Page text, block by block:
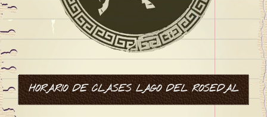
HORARIO DE CLASES LAGO DEL ROSEDAL